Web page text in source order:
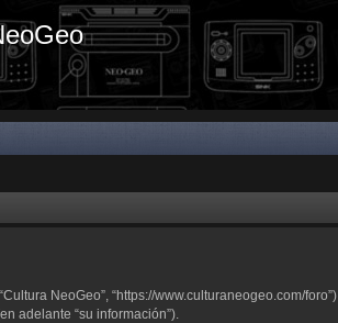
NeoGeo”, “https://www.culturaneogeo.com/
adelante “su información”).